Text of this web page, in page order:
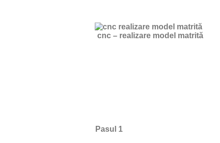
cnc – realizare model matrită
Pasul 1